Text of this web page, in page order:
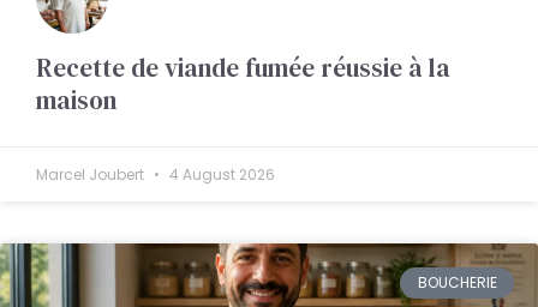
Recette de viande fumée réussie à la
maison
Marcel Joubert 4 August 2026
BOUCHERIE